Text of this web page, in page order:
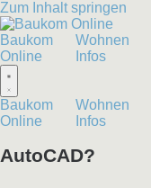
Zum Inhalt springen
Baukom
Online
Wohnen
Infos
Baukom
Online
Wohnen
Infos
AutoCAD?